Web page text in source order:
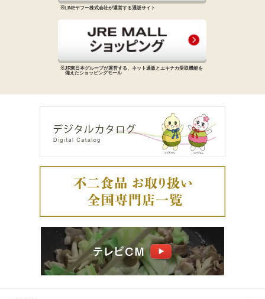
※LINEヤフー株式会社が運営する通販サイト
※JR東日本グループが運営する、 ネット通販とエキナカ受取機能を
備えたショッピングモール